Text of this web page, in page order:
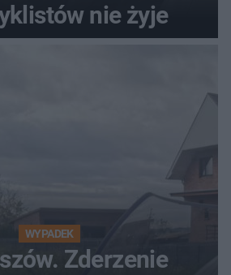
nie żyje
WYPADEK
Zderzenie